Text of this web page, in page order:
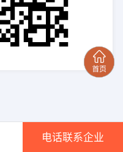
电话联系企业